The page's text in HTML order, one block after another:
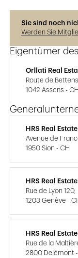
Sie sind noch
Werden Sie
Eigentümer
Orllati Real
Route de Bettens
1042 Assens - CH
HRS Real
Avenue de
1950 Sion - CH
HRS Real
Rue de Lyon 120,
1203 Genève -
HRS Real
Rue de la
2800 Delémont -